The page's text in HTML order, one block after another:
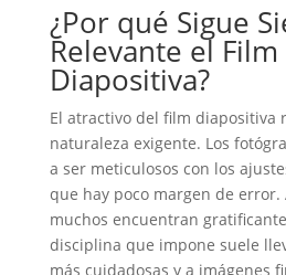
¿Por qué Sigue
Relevante el Film
Diapositiva?
El atractivo del film diapositiva
naturaleza exigente. Los
a ser meticulosos con los
que hay poco margen de error.
muchos encuentran
disciplina que impone suele
más cuidadosas y a imágenes